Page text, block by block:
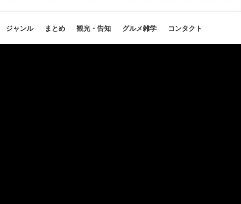
ジャンル まとめ 観光・告知 グルメ雑学 コンタクト